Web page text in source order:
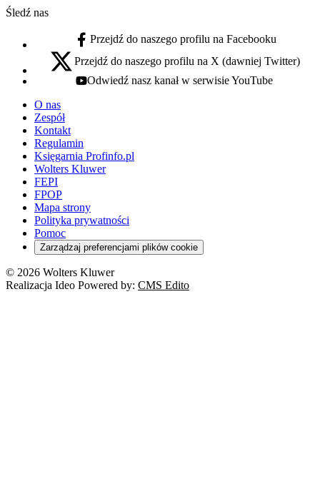
Śledź nas
facebook - otwiera się w nowej karcie
Przejdź do naszego profilu na Facebooku
x - otwiera się w nowej karcie
Przejdź do naszego profilu na X (dawniej Twitter)
youtube - otwiera się w nowej karcie
Odwiedź nasz kanał w serwisie YouTube
O nas
Zespół
Kontakt
Regulamin
Księgarnia Profinfo.pl
Wolters Kluwer
FEPI
FPOP
Mapa strony
Polityka prywatności
Pomoc
Zarządzaj preferencjami plików cookie
© 2026 Wolters Kluwer
Realizacja Ideo Powered by: CMS Edito